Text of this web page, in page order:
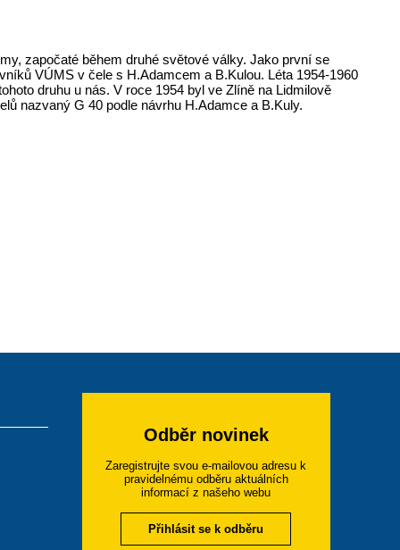
započaté během druhé světové války. Jako první se
VÚMS v čele s H.Adamcem a B.Kulou. Léta 1954-1960
druhu u nás. V roce 1954 byl ve Zlíně na Lidmilově
nazvaný G 40 podle návrhu H.Adamce a B.Kuly.
Odběr novinek
Zaregistrujte svou e-mailovou adresu k
pravidelnému odběru aktuálních
informací z našeho webu
Přihlásit se k odběru